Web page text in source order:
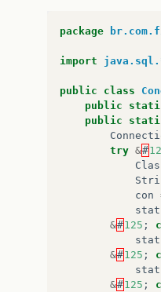
package
import
public class
public
public
try &#
con
&#125 ;
&#125 ;
&#125 ;